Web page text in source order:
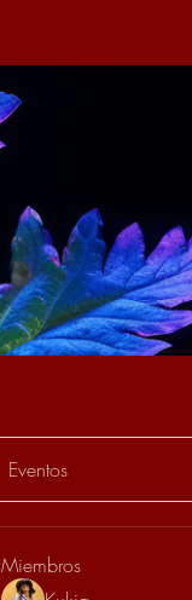
Eventos
Miembros